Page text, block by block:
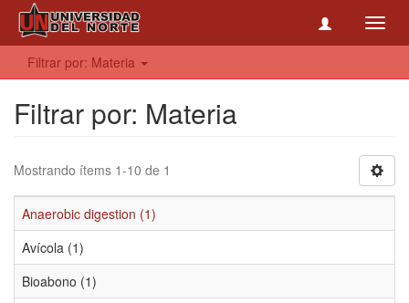
Filtrar por: Materia
Filtrar por: Materia
Mostrando ítems 1-10 de 1
Anaerobic digestion (1)
Avícola (1)
Bioabono (1)